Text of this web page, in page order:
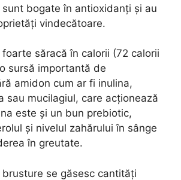
bogate în antioxidanți și au
vindecătoare.
săracă în calorii (72 calorii
sursă importantă de
amidon cum ar fi inulina,
sau mucilagiul, care acționează
este și un bun prebiotic,
și nivelul zahărului în sânge
în greutate.
se găsesc cantități